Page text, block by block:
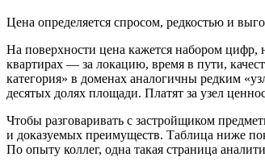
Цена определяется спросом, редкостью и
На поверхности цена кажется набором цифр,
квартирах — за локацию, время в пути,
категория» в доменах аналогичны редким
десятых долях площади. Платят за узел
Чтобы разговаривать с застройщиком
и доказуемых преимуществ. Таблица ниже
По опыту коллег, одна такая страница